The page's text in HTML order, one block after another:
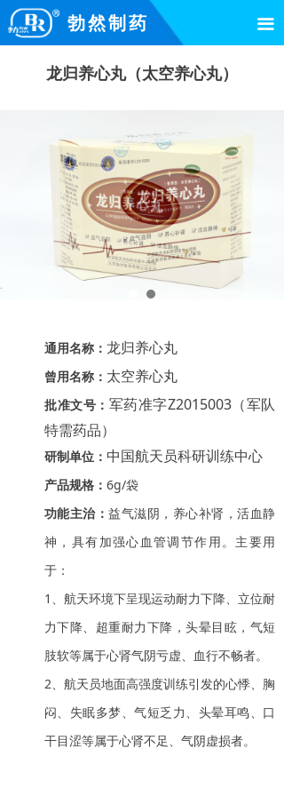
勃然制药 끀
通用名称： 龙归养心丸
曾用名称： 太空养心丸
批准文号： 军药准字Z2015003（军队
特需药品）
研制单位： 中国航天员科研训练中心
产品规格： 6g/袋
功能主治：益气滋阴，养心补肾，活血静
神，具有加强心血管调节作用。主要用
于：
1、航天环境下呈现运动耐力下降、立位耐
力下降、超重耐力下降，头晕目眩，气短
肢软等属于心肾气阴亏虚、血行不畅者。
2、航天员地面高强度训练引发的心悸、胸
闷、失眠多梦、气短乏力、头晕耳鸣、口
干目涩等属于心肾不足、气阴虚损者。
龙归养心丸（太空养心丸）